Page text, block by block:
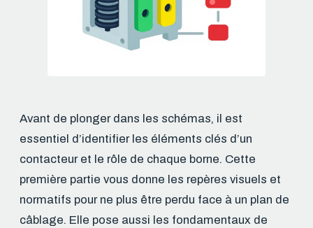
Avant de plonger dans les schémas, il est
essentiel d’identifier les éléments clés d’un
contacteur et le rôle de chaque borne. Cette
première partie vous donne les repères visuels et
normatifs pour ne plus être perdu face à un plan de
câblage. Elle pose aussi les fondamentaux de